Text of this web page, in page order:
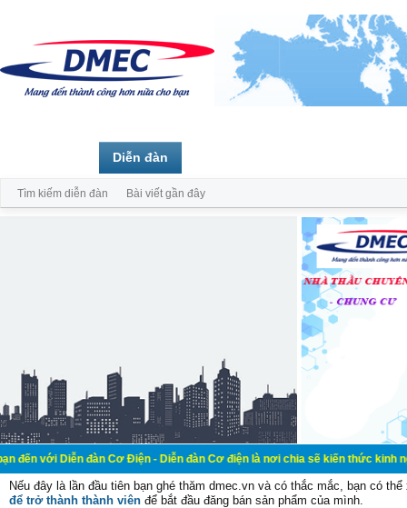
Diễn đàn Cơ Điện - Diễn đàn Cơ điện là nơi chia sẽ kiến thức kinh
Nếu đây là lần đầu tiên bạn ghé thăm dmec.vn và có thắc mắc, bạn có
để trở thành thành viên để bắt đầu đăng bán sản phẩm của mình.
Diễn đàn
Tìm kiếm diễn đàn Bài viết gần đây